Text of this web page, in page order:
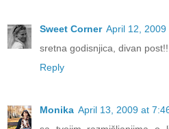
Sweet Corner April 12, 2009
sretna godisnjica, divan post!!
Reply
Monika April 13, 2009 at